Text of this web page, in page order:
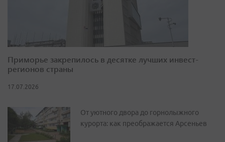
Приморье закрепилось в десятке лучших инвест-
регионов страны
17.07.2026
От уютного двора до горнолыжного
курорта: как преображается Арсеньев